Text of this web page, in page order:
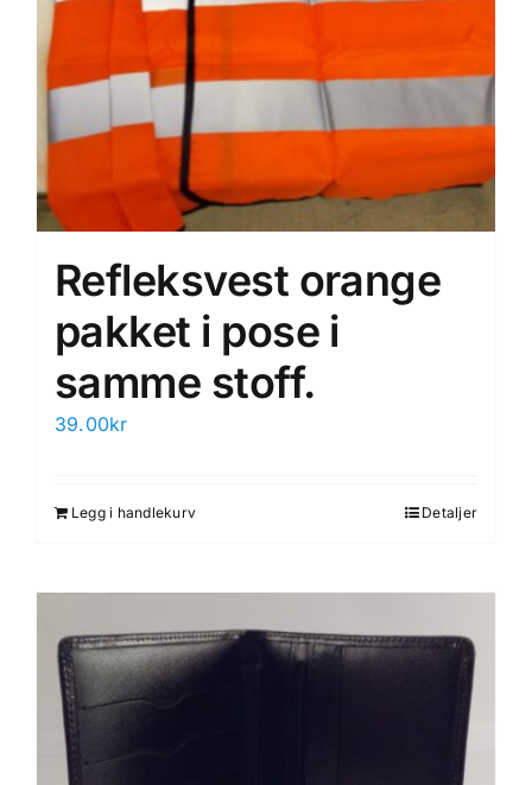
Refleksvest orange
pakket i pose i
samme stoff.
39.00kr
Legg i handlekurv Detaljer